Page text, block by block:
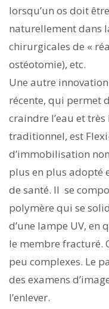
lorsqu’un os doit
naturellement dans
chirurgicales de «
ostéotomie), etc.
Une autre
récente, qui permet
craindre l’eau et
traditionnel, est
d’immobilisation
plus en plus adopté
de santé. Il se
polymère qui se
d’une lampe UV,
le membre fracturé.
peu complexes. Le
des examens
l’enlever.